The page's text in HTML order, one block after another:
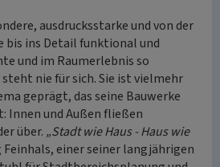
ausdrucksstarke und von der
bis ins Detail funktional und
und im Raumerlebnis so
nie für sich. Sie ist vielmehr
geprägt, das seine Bauwerke
Innen und Außen fließen
über. „Stadt wie Haus - Haus wie
einer seiner langjährigen